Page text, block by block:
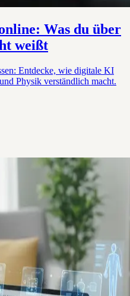
Was du über
weißt
Entdecke, wie digitale KI
Physik verständlich macht.